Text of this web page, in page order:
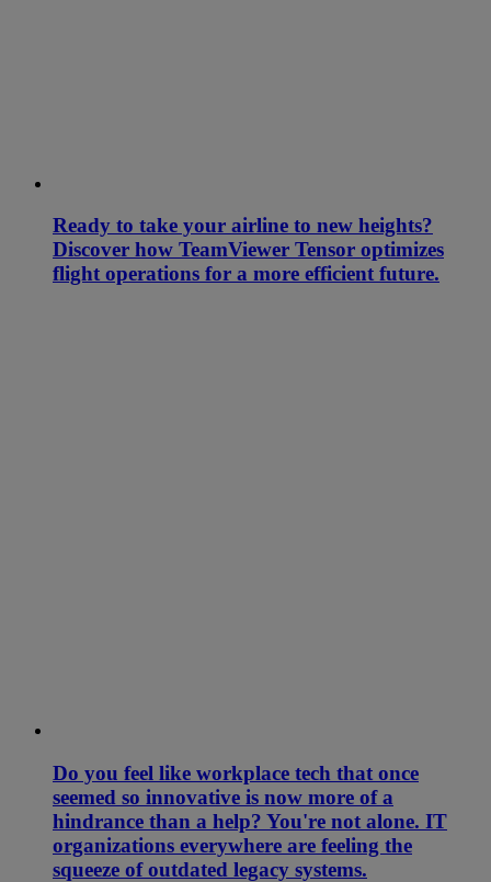
Ready to take your airline to new heights?
Discover how TeamViewer Tensor optimizes
flight operations for a more efficient future.
Do you feel like workplace tech that once
seemed so innovative is now more of a
hindrance than a help? You're not alone. IT
organizations everywhere are feeling the
squeeze of outdated legacy systems.